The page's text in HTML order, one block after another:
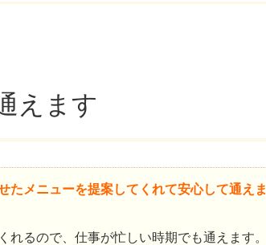
えます
たメニューを提案してくれて安心して通えま
るので、仕事が忙しい時期でも通えます。